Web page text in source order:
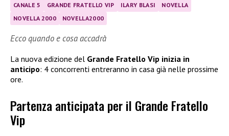
CANALE 5 GRANDE FRATELLO VIP ILARY BLASI
NOVELLA
NOVELLA 2000
NOVELLA2000
Ecco quando e cosa accadrà
La nuova edizione del Grande Fratello Vip inizia in
anticipo: 4 concorrenti entreranno in casa già nelle prossime
ore.
Partenza anticipata per il Grande Fratello
Vip